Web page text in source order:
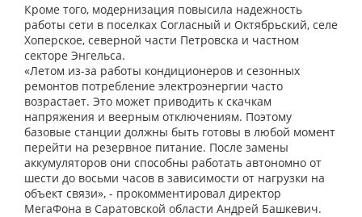
Кроме того, модернизация повысила надежность
работы сети в поселках Согласный и Октябрьский, селе
Хоперское, северной части Петровска и частном
секторе Энгельса.
«Летом из-за работы кондиционеров и сезонных
ремонтов потребление электроэнергии часто
возрастает. Это может приводить к скачкам
напряжения и веерным отключениям. Поэтому
базовые станции должны быть готовы в любой момент
перейти на резервное питание. После замены
аккумуляторов они способны работать автономно от
шести до восьми часов в зависимости от нагрузки на
объект связи», - прокомментировал директор
МегаФона в Саратовской области Андрей Башкевич.